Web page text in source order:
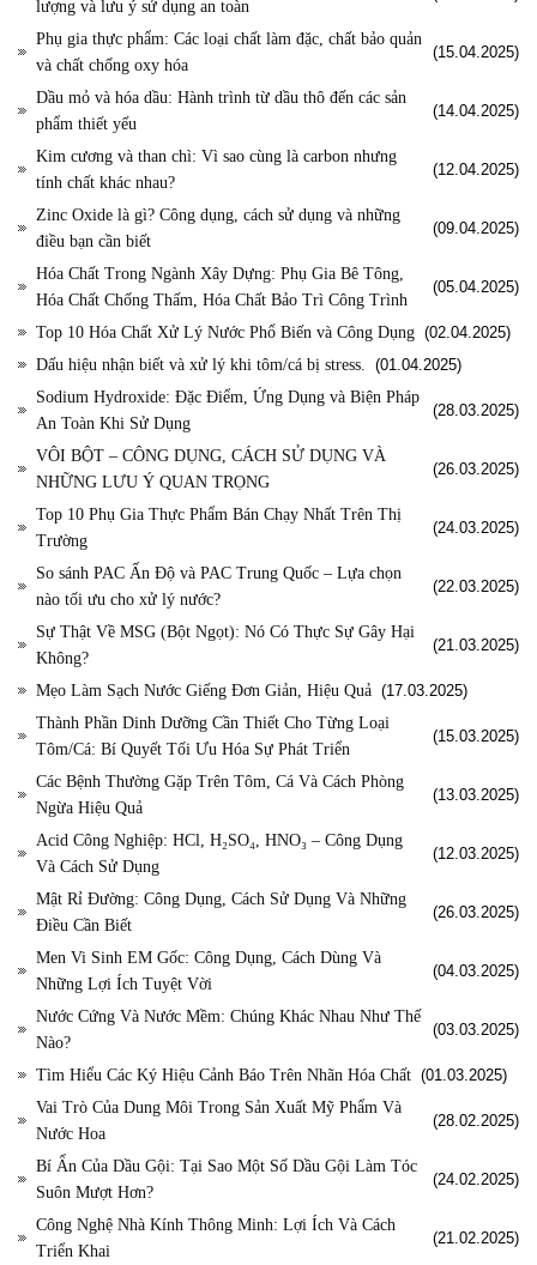
lượng và lưu ý sử dụng an toàn
Phụ gia thực phẩm: Các loại chất làm đặc, chất bảo quản
và chất chống oxy hóa
(15.04.2025)
Dầu mỏ và hóa dầu: Hành trình từ dầu thô đến các sản
phẩm thiết yếu
(14.04.2025)
Kim cương và than chì: Vì sao cùng là carbon nhưng
tính chất khác nhau?
(12.04.2025)
Zinc Oxide là gì? Công dụng, cách sử dụng và những
điều bạn cần biết
(09.04.2025)
Hóa Chất Trong Ngành Xây Dựng: Phụ Gia Bê Tông,
Hóa Chất Chống Thấm, Hóa Chất Bảo Trì Công Trình
(05.04.2025)
Top 10 Hóa Chất Xử Lý Nước Phổ Biến và Công Dụng (02.04.2025)
Dấu hiệu nhận biết và xử lý khi tôm/cá bị stress.
(01.04.2025)
Sodium Hydroxide: Đặc Điểm, Ứng Dụng và Biện Pháp
An Toàn Khi Sử Dụng
(28.03.2025)
VÔI BỘT – CÔNG DỤNG, CÁCH SỬ DỤNG VÀ
NHỮNG LƯU Ý QUAN TRỌNG
(26.03.2025)
Top 10 Phụ Gia Thực Phẩm Bán Chạy Nhất Trên Thị
Trường
(24.03.2025)
So sánh PAC Ấn Độ và PAC Trung Quốc – Lựa chọn
nào tối ưu cho xử lý nước?
(22.03.2025)
Sự Thật Về MSG (Bột Ngọt): Nó Có Thực Sự Gây Hại
Không?
(21.03.2025)
Mẹo Làm Sạch Nước Giếng Đơn Giản, Hiệu Quả (17.03.2025)
Thành Phần Dinh Dưỡng Cần Thiết Cho Từng Loại
Tôm/Cá: Bí Quyết Tối Ưu Hóa Sự Phát Triển
(15.03.2025)
Các Bệnh Thường Gặp Trên Tôm, Cá Và Cách Phòng
Ngừa Hiệu Quả
(13.03.2025)
Acid Công Nghiệp: HCl, H₂SO₄, HNO₃ – Công Dụng
Và Cách Sử Dụng
(12.03.2025)
Mật Rỉ Đường: Công Dụng, Cách Sử Dụng Và Những
Điều Cần Biết
(26.03.2025)
Men Vi Sinh EM Gốc: Công Dụng, Cách Dùng Và
Những Lợi Ích Tuyệt Vời
(04.03.2025)
Nước Cứng Và Nước Mềm: Chúng Khác Nhau Như Thế
Nào?
(03.03.2025)
Tìm Hiểu Các Ký Hiệu Cảnh Báo Trên Nhãn Hóa Chất (01.03.2025)
Vai Trò Của Dung Môi Trong Sản Xuất Mỹ Phẩm Và
Nước Hoa
(28.02.2025)
Bí Ẩn Của Dầu Gội: Tại Sao Một Số Dầu Gội Làm Tóc
Suôn Mượt Hơn?
(24.02.2025)
Công Nghệ Nhà Kính Thông Minh: Lợi Ích Và Cách
Triển Khai
(21.02.2025)